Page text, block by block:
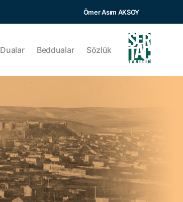
Ömer Asım AKSOY
Dualar Beddualar Sözlük